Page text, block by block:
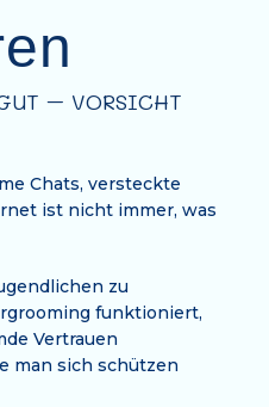
– VORSICHT
Chats, versteckte
ist nicht immer, was
zu
funktioniert,
Vertrauen
man sich schützen